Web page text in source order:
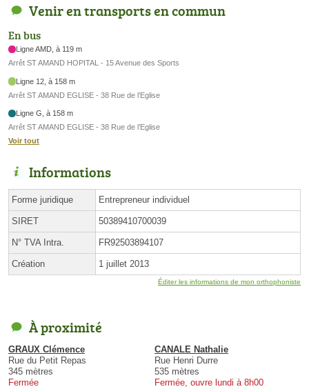
Venir en transports en commun
En bus
Ligne AMD, à 119 m
Arrêt ST AMAND HOPITAL - 15 Avenue des Sports
Ligne 12, à 158 m
Arrêt ST AMAND EGLISE - 38 Rue de l’Eglise
Ligne G, à 158 m
Arrêt ST AMAND EGLISE - 38 Rue de l’Eglise
Voir tout
Informations
Forme juridique Entrepreneur individuel
SIRET 50389410700039
N° TVA Intra. FR92503894107
Création 1 juillet 2013
Éditer les informations de mon orthophoniste
À proximité
GRAUX Clémence
Rue du Petit Repas
345 mètres
Fermée
CANALE Nathalie
Rue Henri Durre
535 mètres
Fermée, ouvre lundi à 8h00